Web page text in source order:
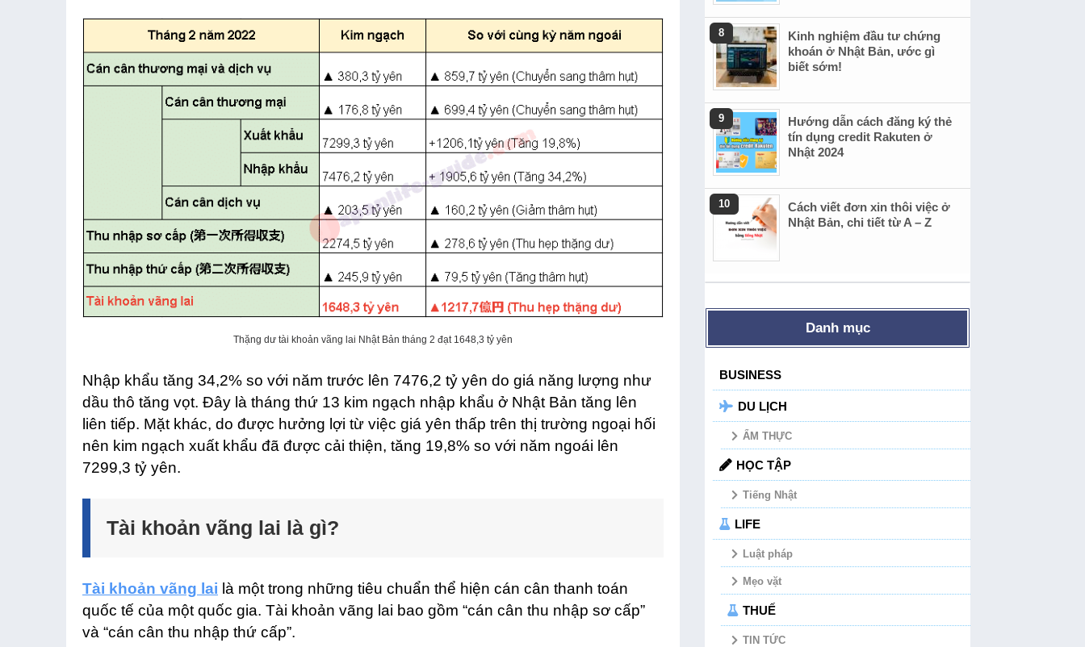
Thặng dư tài khoản vãng lai Nhật Bản tháng 2 đạt 1648,3 tỷ yên
Nhập khẩu tăng 34,2% so với năm trước lên 7476,2 tỷ yên do giá năng lượng như
dầu thô tăng vọt. Đây là tháng thứ 13 kim ngạch nhập khẩu ở Nhật Bản tăng lên
liên tiếp. Mặt khác, do được hưởng lợi từ việc giá yên thấp trên thị trường ngoại hối
nên kim ngạch xuất khẩu đã được cải thiện, tăng 19,8% so với năm ngoái lên
7299,3 tỷ yên.
Tài khoản vãng lai là gì?
Tài khoản vãng lai là một trong những tiêu chuẩn thể hiện cán cân thanh toán
quốc tế của một quốc gia. Tài khoản vãng lai bao gồm “cán cân thu nhập sơ cấp”
và “cán cân thu nhập thứ cấp”.
Kinh nghiệm đầu tư chứng
khoán ở Nhật Bản, ước gì
biết sớm!
Hướng dẫn cách đăng ký thẻ
tín dụng credit Rakuten ở
Nhật 2024
Cách viết đơn xin thôi việc ở
Nhật Bản, chi tiết từ A – Z
Danh mục
BUSINESS
DU LỊCH
ẨM THỰC
HỌC TẬP
Tiếng Nhật
LIFE
Luật pháp
Mẹo vặt
THUẾ
TIN TỨC